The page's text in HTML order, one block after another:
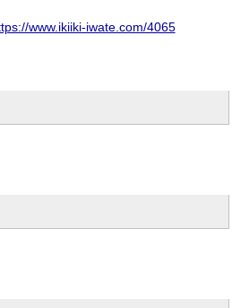
www.ikiiki-iwate.com/4065